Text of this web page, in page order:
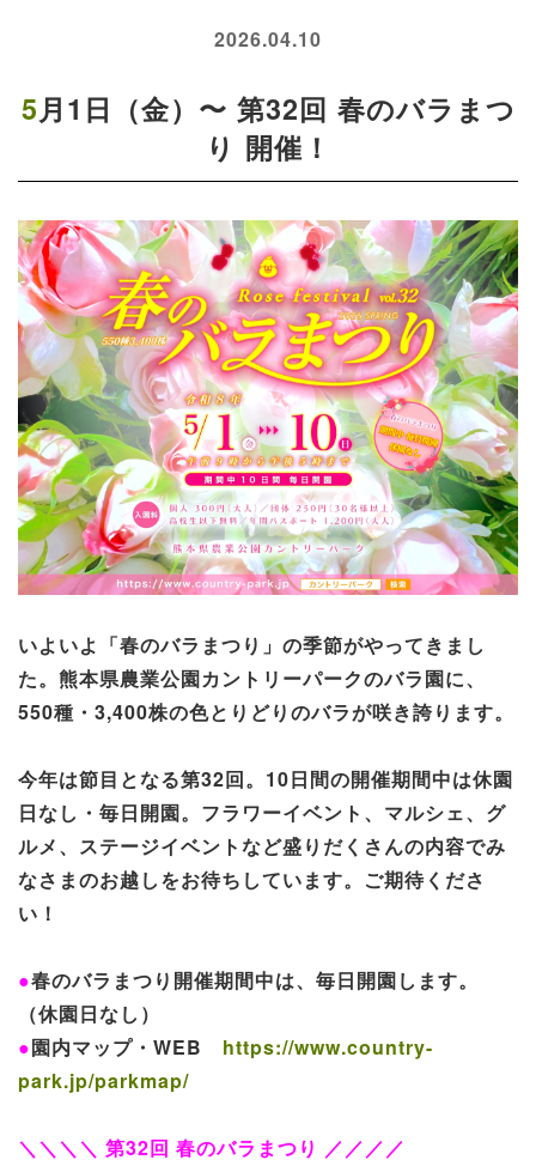
2026.04.10
5月1日（金）〜 第32回 春のバラまつ
り 開催！
いよいよ「春のバラまつり」の季節がやってきまし
た。熊本県農業公園カントリーパークのバラ園に、
550種・3,400株の色とりどりのバラが咲き誇ります。
今年は節目となる第32回。10日間の開催期間中は休園
日なし・毎日開園。フラワーイベント、マルシェ、グ
ルメ、ステージイベントなど盛りだくさんの内容でみ
なさまのお越しをお待ちしています。ご期待くださ
い！
●春のバラまつり開催期間中は、毎日開園します。
（休園日なし）
●園内マップ・WEB https://www.country-
park.jp/parkmap/
＼＼＼＼ 第32回 春のバラまつり ／／／／